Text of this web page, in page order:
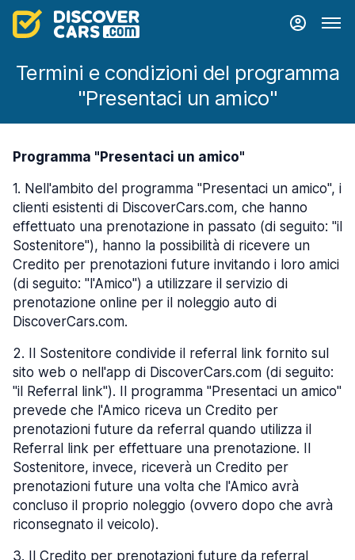
Termini e condizioni del programma
"Presentaci un amico"
Programma "Presentaci un amico"
1. Nell'ambito del programma "Presentaci un amico", i
clienti esistenti di DiscoverCars.com, che hanno
effettuato una prenotazione in passato (di seguito: "il
Sostenitore"), hanno la possibilità di ricevere un
Credito per prenotazioni future invitando i loro amici
(di seguito: "l'Amico") a utilizzare il servizio di
prenotazione online per il noleggio auto di
DiscoverCars.com.
2.
Il Sostenitore condivide il referral link fornito sul
sito web o nell'app di DiscoverCars.com (di seguito:
"il Referral link"). Il programma "Presentaci un amico"
prevede che l'Amico riceva un Credito per
prenotazioni future da referral quando utilizza il
Referral link per effettuare una prenotazione. Il
Sostenitore, invece, riceverà un Credito per
prenotazioni future una volta che l'Amico avrà
concluso il proprio noleggio (ovvero dopo che avrà
riconsegnato il veicolo).
3.
Il Credito per prenotazioni future da referral